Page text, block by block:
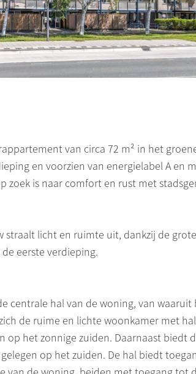
van circa 72 m² in het
en voorzien van energielabel A en
zoek is naar comfort en rust met
straalt licht en ruimte uit, dankzij de
eerste verdieping.
centrale hal van de woning, van
de ruime en lichte woonkamer met
op het zonnige zuiden. Daarnaast biedt
op het zuiden. De hal biedt